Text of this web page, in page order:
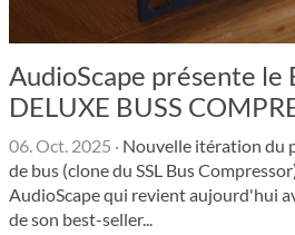
AudioScape présente le
DELUXE BUSS
06. Oct. 2025 · Nouvelle itération du
de bus (clone du SSL Bus
AudioScape qui revient aujourd'hui
de son best-seller...